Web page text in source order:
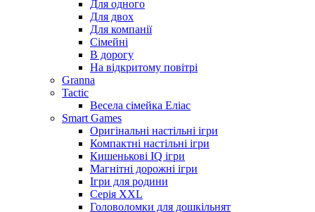
Для одного
Для двох
Для компанії
Сімейні
В дорогу
На відкритому повітрі
Granna
Tactic
Весела сімейка Еліас
Smart Games
Оригінальні настільні ігри
Компактні настільні ігри
Кишенькові IQ ігри
Магнітні дорожні ігри
Ігри для родини
Серія XXL
Головоломки для дошкільнят